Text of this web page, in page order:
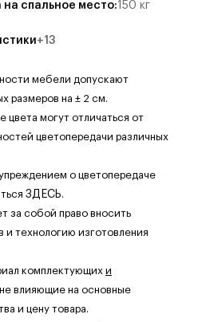
на спальное место:150 кг
+13
мебели допускают
размеров на ± 2 см.
цвета могут отличаться от
цветопередачи различных
о цветопередаче
ЗДЕСЬ.
за собой право вносить
и технологию изготовления
комплектующих и
влияющие на основные
и цену товара.